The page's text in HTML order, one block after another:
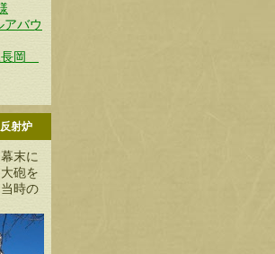
アバウ
長岡
射炉
末に
砲を
時の